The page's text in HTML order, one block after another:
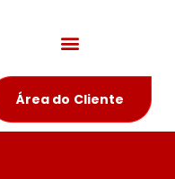
Área do Cliente